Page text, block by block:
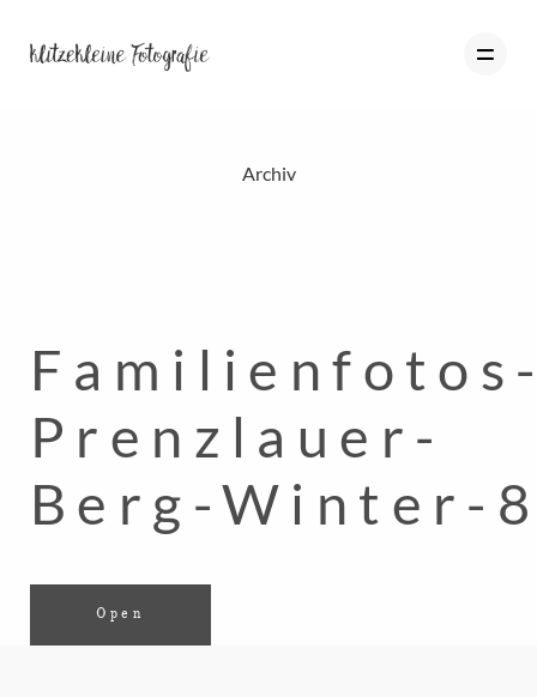
INFO
KONTAKT
Archiv
Prenzlauer-
Berg-Winter-
Open